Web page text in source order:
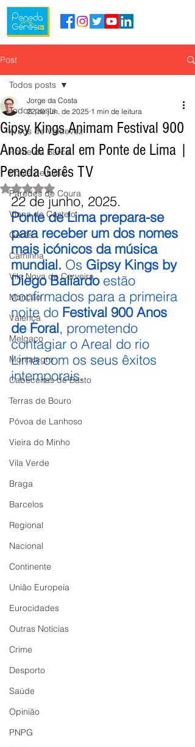
Post
Todos posts
Arcos de Valdevez
Ponte da Barca
Ponte de Lima
Paredes de Coura
Viana do Castelo
Gerês
Caminha
Vila Nova de Cerveira
Monção
Valença
Melgaço
Montalegre
Cabeceiras de Basto
Terras de Bouro
Póvoa de Lanhoso
Vieira do Minho
Vila Verde
Braga
Barcelos
Regional
Nacional
Continente
União Europeia
Eurocidades
Outras Notícias
Crime
Desporto
Saúde
Opinião
PNPG
Todos posts
Gipsy Kings Animam Festival 900
Anos de Foral em Ponte de Lima |
Peneda Gerês TV
Jorge da Costa
22 de jun. de 2025 1 min de leitura
Avaliado com NaN de 5 estrelas.
22 de junho, 2025.
Ponte de Lima prepara-se
para receber um dos nomes
mais icónicos da música
mundial. Os Gipsy Kings by
Diego Baliardo estão
confirmados para a primeira
noite do Festival 900 Anos
de Foral, prometendo
contagiar o Areal do rio
Lima com os seus êxitos
intemporais.